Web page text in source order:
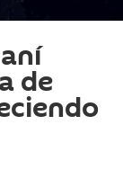
de